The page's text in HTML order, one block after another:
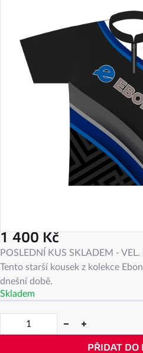
1 400 Kč
Měrná
cena:
Skladem
PŘIDAT DO
POSLEDNÍ KUS SKLADEM - VEL.
Tento starší kousek z kolekce
dnešní době.